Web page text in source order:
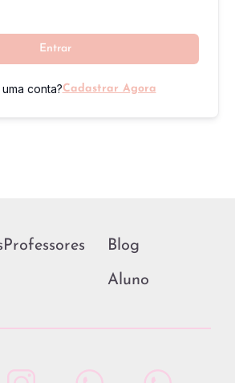
Entrar
conta?Cadastrar Agora
Professores Blog
Aluno